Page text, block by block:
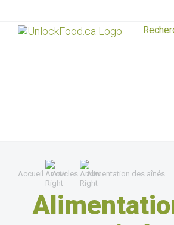
Accueil Articles Alimentation des aînés